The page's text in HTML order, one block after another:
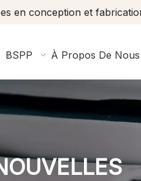
en conception et
BSPP À Propos De Nous